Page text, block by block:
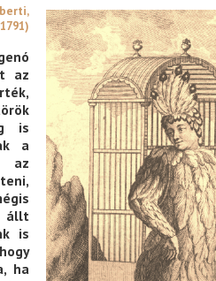
1791)
az
is
a
az
állt
is
ha